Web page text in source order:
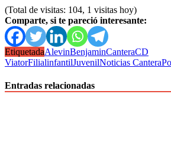
(Total de visitas: 104, 1 visitas hoy)
Comparte, si te pareció interesante:
EtiquetadaAlevinBenjaminCanteraCD
ViatorFilialinfantilJuvenilNoticias Cantera
Entradas relacionadas